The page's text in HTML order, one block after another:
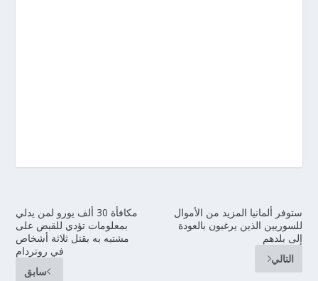
مكافأة 30 ألف يورو لمن يدلي
بمعلومات تؤدي للقبض على
مشتبه به بقتل ثلاثة أشخاص
في روتردام
سابق
ستوفر ألمانيا المزيد من الأموال
للسوريين الذين يرغبون بالعودة
إلى بلدهم
التالي